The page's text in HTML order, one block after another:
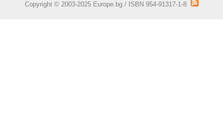
Copyright © 2003-2025 Europe.bg / ISBN 954-91317-1-8